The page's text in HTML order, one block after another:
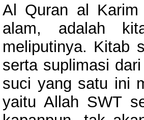
Al Quran al
alam, adalah
meliputinya. Kitab
serta suplimasi
suci yang satu ini
yaitu Allah SWT